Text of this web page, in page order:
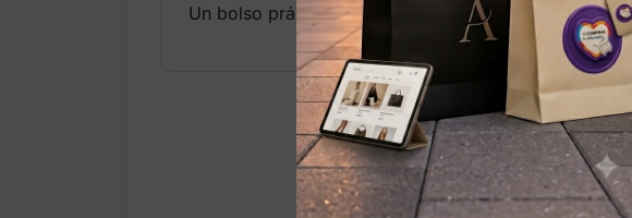
Un bolso práctico, femenino y con el estilo clásico de